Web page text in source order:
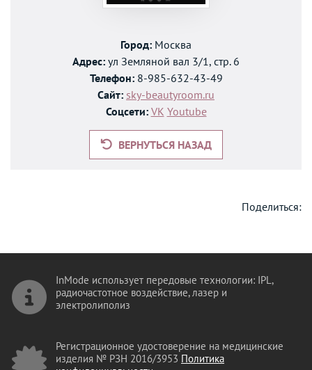
Город: Москва
Адрес: ул Земляной вал 3/1, стр. 6
Телефон:8-985-632-43-49
Сайт: sky-beautyroom.ru
Соцсети: VK Youtube
ВЕРНУТЬСЯ НАЗАД
Поделиться:
InMode использует передовые технологии: IPL,
радиочастотное воздействие, лазер и
электролиполиз
Регистрационное удостоверение на медицинские
изделия № РЗН 2016/3953 Политика